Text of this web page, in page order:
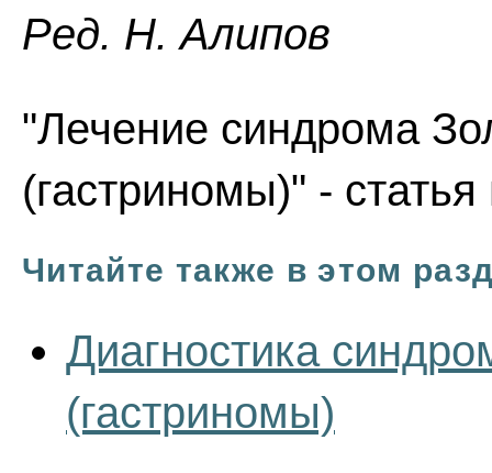
Ред. Н. Алипов
"Лечение синдрома
(гастриномы)" -
Читайте также в этом
Диагностика
(гастриномы)